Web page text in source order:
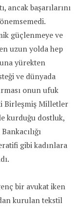
ancak başarılarını
güçlenmeye ve
uzun yolda hep
yürekten
ve dünyada
onun ufuk
Birleşmiş Milletler
kurduğu dostluk,
gibi kadınlara
bir avukat iken
kurulan tekstil